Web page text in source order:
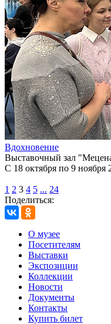
Вдохновение
Выставочный зал
С 18 октября по 9 ноября
1 2 3 4 5 ... 24
Поделиться:
О музее
Посетителям
Выставки
Экспозиции
Коллекции
Новости
Документы
Контакты
Купить билет